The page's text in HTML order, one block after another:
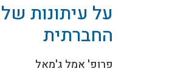
על עיתונות
החברתית
פרופ' אמל ג'מאל